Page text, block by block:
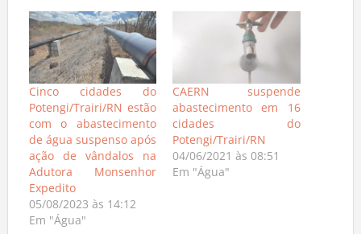
Cinco cidades do
Potengi/Trairi/RN estão
com o abastecimento
de água suspenso após
ação de vândalos na
Adutora Monsenhor
Expedito
05/08/2023 às 14:12
Em "Água"
CAERN suspende
abastecimento em 16
cidades do
Potengi/Trairi/RN
04/06/2021 às 08:51
Em "Água"